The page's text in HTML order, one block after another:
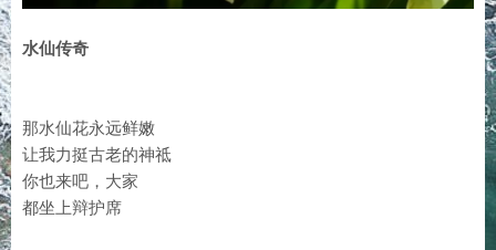
水仙传奇
那水仙花永远鲜嫩
让我力挺古老的神祗
你也来吧，大家
都坐上辩护席